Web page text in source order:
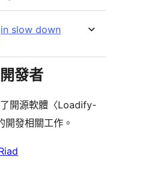
slow down
發者
開源軟體〈Loadify-
發相關工作。